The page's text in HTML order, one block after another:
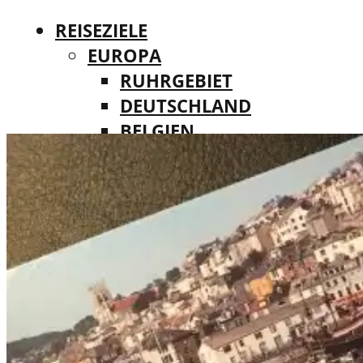
REISEZIELE
EUROPA
RUHRGEBIET
DEUTSCHLAND
BELGIEN
DÄNEMARK
FINNLAND
FRANKREICH
IRLAND
ITALIEN
LUXEMBURG
MALTA
NIEDERLANDE
ÖSTERREICH
REISEZIELE
EUROPA
RUHRGEBIET
DEUTSCHLAND
BELGIEN
DÄNEMARK
FINNLAND
FRANKREICH
IRLAND